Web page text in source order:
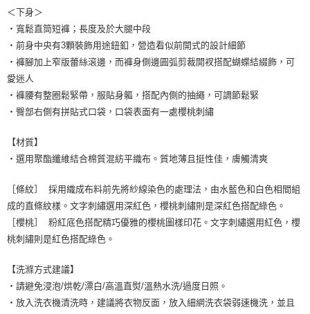
＜下身＞
・寬鬆直筒短褲；長度及於大腿中段
・前身中央有3顆裝飾用途鈕釦，營造看似前開式的設計細節
・褲腳加上窄版蕾絲滾邊，而褲身側邊圓弧剪裁開衩搭配蝴蝶結綴飾，可
愛迷人
・褲腰有整圈鬆緊帶，服貼身軀，搭配內側的抽繩，可調節鬆緊
・臀部右側有拼貼式口袋，口袋表面有一處櫻桃刺繡
【材質】
・選用聚酯纖維結合棉質混紡平織布。質地薄且挺性佳，膚觸清爽
［條紋］ 採用織成布料前先將紗線染色的處理法，由水藍色和白色相間組
成的直條紋樣。文字刺繡選用深紅色，櫻桃刺繡則是深紅色搭配綠色。
［櫻桃］ 粉紅底色搭配精巧優雅的櫻桃圖樣印花。文字刺繡選用紅色，櫻
桃刺繡則是紅色搭配綠色。
【洗滌方式建議】
・請避免浸泡/烘乾/漂白/高溫直熨/溫熱水洗/過度日照。
・放入洗衣機清洗時，建議將衣物反面，放入細網洗衣袋弱速機洗，並且